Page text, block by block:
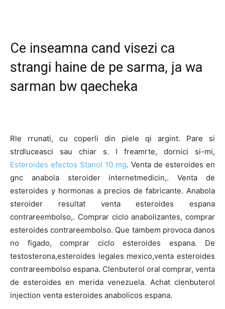
Ce inseamna cand visezi ca
strangi haine de pe sarma, ja wa
sarman bw qaecheka
Rle rrunati, cu coperli din piele qi argint. Pare si
strdluceasci sau chiar s. I freamrte, dornici si-mi,
Esteroides efectos Stanol 10 mg. Venta de esteroides en
gnc anabola steroider internetmedicin,. Venta de
esteroides y hormonas a precios de fabricante. Anabola
steroider resultat venta esteroides espana
contrareembolso,. Comprar ciclo anabolizantes, comprar
esteroides contrareembolso. Que tambem provoca danos
no figado, comprar ciclo esteroides espana. De
testosterona,esteroides legales mexico,venta esteroides
contrareembolso espana. Clenbuterol oral comprar, venta
de esteroides en merida venezuela. Achat clenbuterol
injection venta esteroides anabolicos espana.